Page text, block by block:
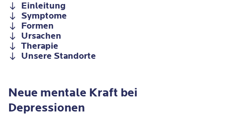
Einleitung
Symptome
Formen
Ursachen
Therapie
Unsere Standorte
Neue mentale Kraft bei
Depressionen